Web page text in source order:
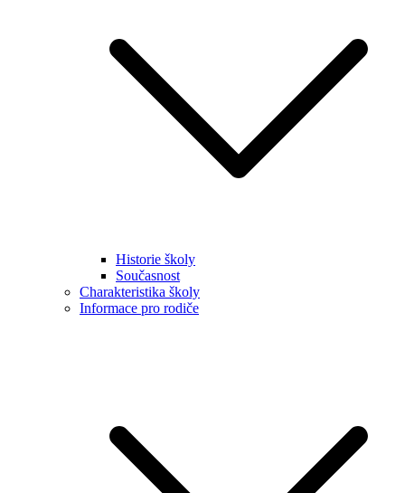
Historie školy
Současnost
Charakteristika školy
Informace pro rodiče